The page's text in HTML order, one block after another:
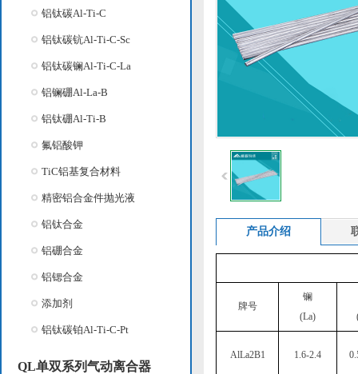
铝钛碳Al-Ti-C
铝钛碳钪Al-Ti-C-Sc
铝钛碳镧Al-Ti-C-La
铝镧硼Al-La-B
铝钛硼Al-Ti-B
氟铝酸钾
TiC铝基复合材料
精密铝合金件抛光液
铝钛合金
铝硼合金
铝锶合金
添加剂
铝钛碳铂Al-Ti-C-Pt
QL单双系列气动离合器
产品介绍
牌号
镧
(La)
AlLa2B1 1.6-2.4